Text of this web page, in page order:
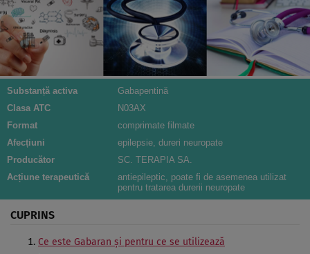
Substanță activa
Gabapentină
Clasa ATC
N03AX
Format
comprimate filmate
Afecțiuni
epilepsie, dureri neuropate
Producător
SC. TERAPIA SA.
Acțiune terapeutică
antiepileptic, poate fi de asemenea utilizat
pentru tratarea durerii neuropate
CUPRINS
Ce este Gabaran şi pentru ce se utilizează